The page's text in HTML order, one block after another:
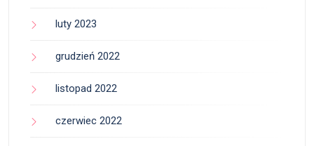
luty 2023
grudzień 2022
listopad 2022
czerwiec 2022